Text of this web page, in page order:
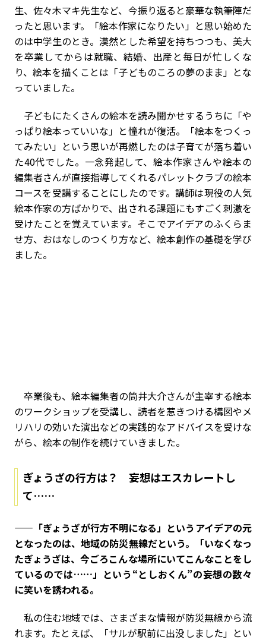
生、佐々木マキ先生など、今振り返ると豪華な執筆陣だ
ったと思います。「絵本作家になりたい」と思い始めた
のは中学生のとき。漠然とした希望を持ちつつも、美大
を卒業してからは就職、結婚、出産と毎日が忙しくな
り、絵本を描くことは「子どものころの夢のまま」とな
っていました。
子どもにたくさんの絵本を読み聞かせするうちに「や
っぱり絵本っていいな」と憧れが復活。「絵本をつくっ
てみたい」という思いが再燃したのは子育てが落ち着い
た40代でした。一念発起して、絵本作家さんや絵本の
編集者さんが直接指導してくれるパレットクラブの絵本
コースを受講することにしたのです。講師は現役の人気
絵本作家の方ばかりで、出される課題にもすごく刺激を
受けたことを覚えています。そこでアイデアのふくらま
せ方、おはなしのつくり方など、絵本創作の基礎を学び
ました。
卒業後も、絵本編集者の筒井大介さんが主宰する絵本
のワークショップを受講し、読者を惹きつける構図やメ
リハリの効いた演出などの実践的なアドバイスを受けな
がら、絵本の制作を続けていきました。
ぎょうざの行方は？ 妄想はエスカレートし
て……
——「ぎょうざが行方不明になる」というアイデアの元
となったのは、地域の防災無線だという。「いなくなっ
たぎょうざは、今ごろこんな場所にいてこんなことをし
ているのでは……」という“としおくん”の妄想の数々
に笑いを誘われる。
私の住む地域では、さまざまな情報が防災無線から流
れます。たとえば、「サルが駅前に出没しました」とい